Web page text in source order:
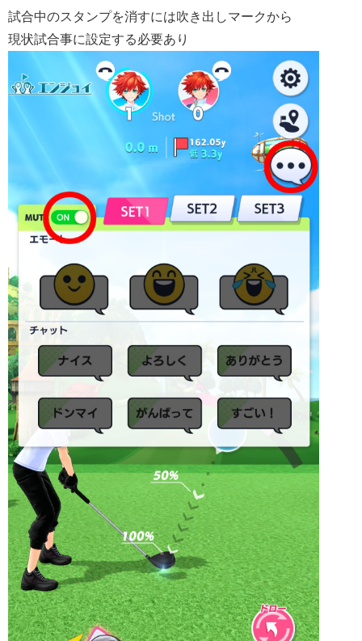
試合中のスタンプを消すには吹き出しマークから
現状試合事に設定する必要あり